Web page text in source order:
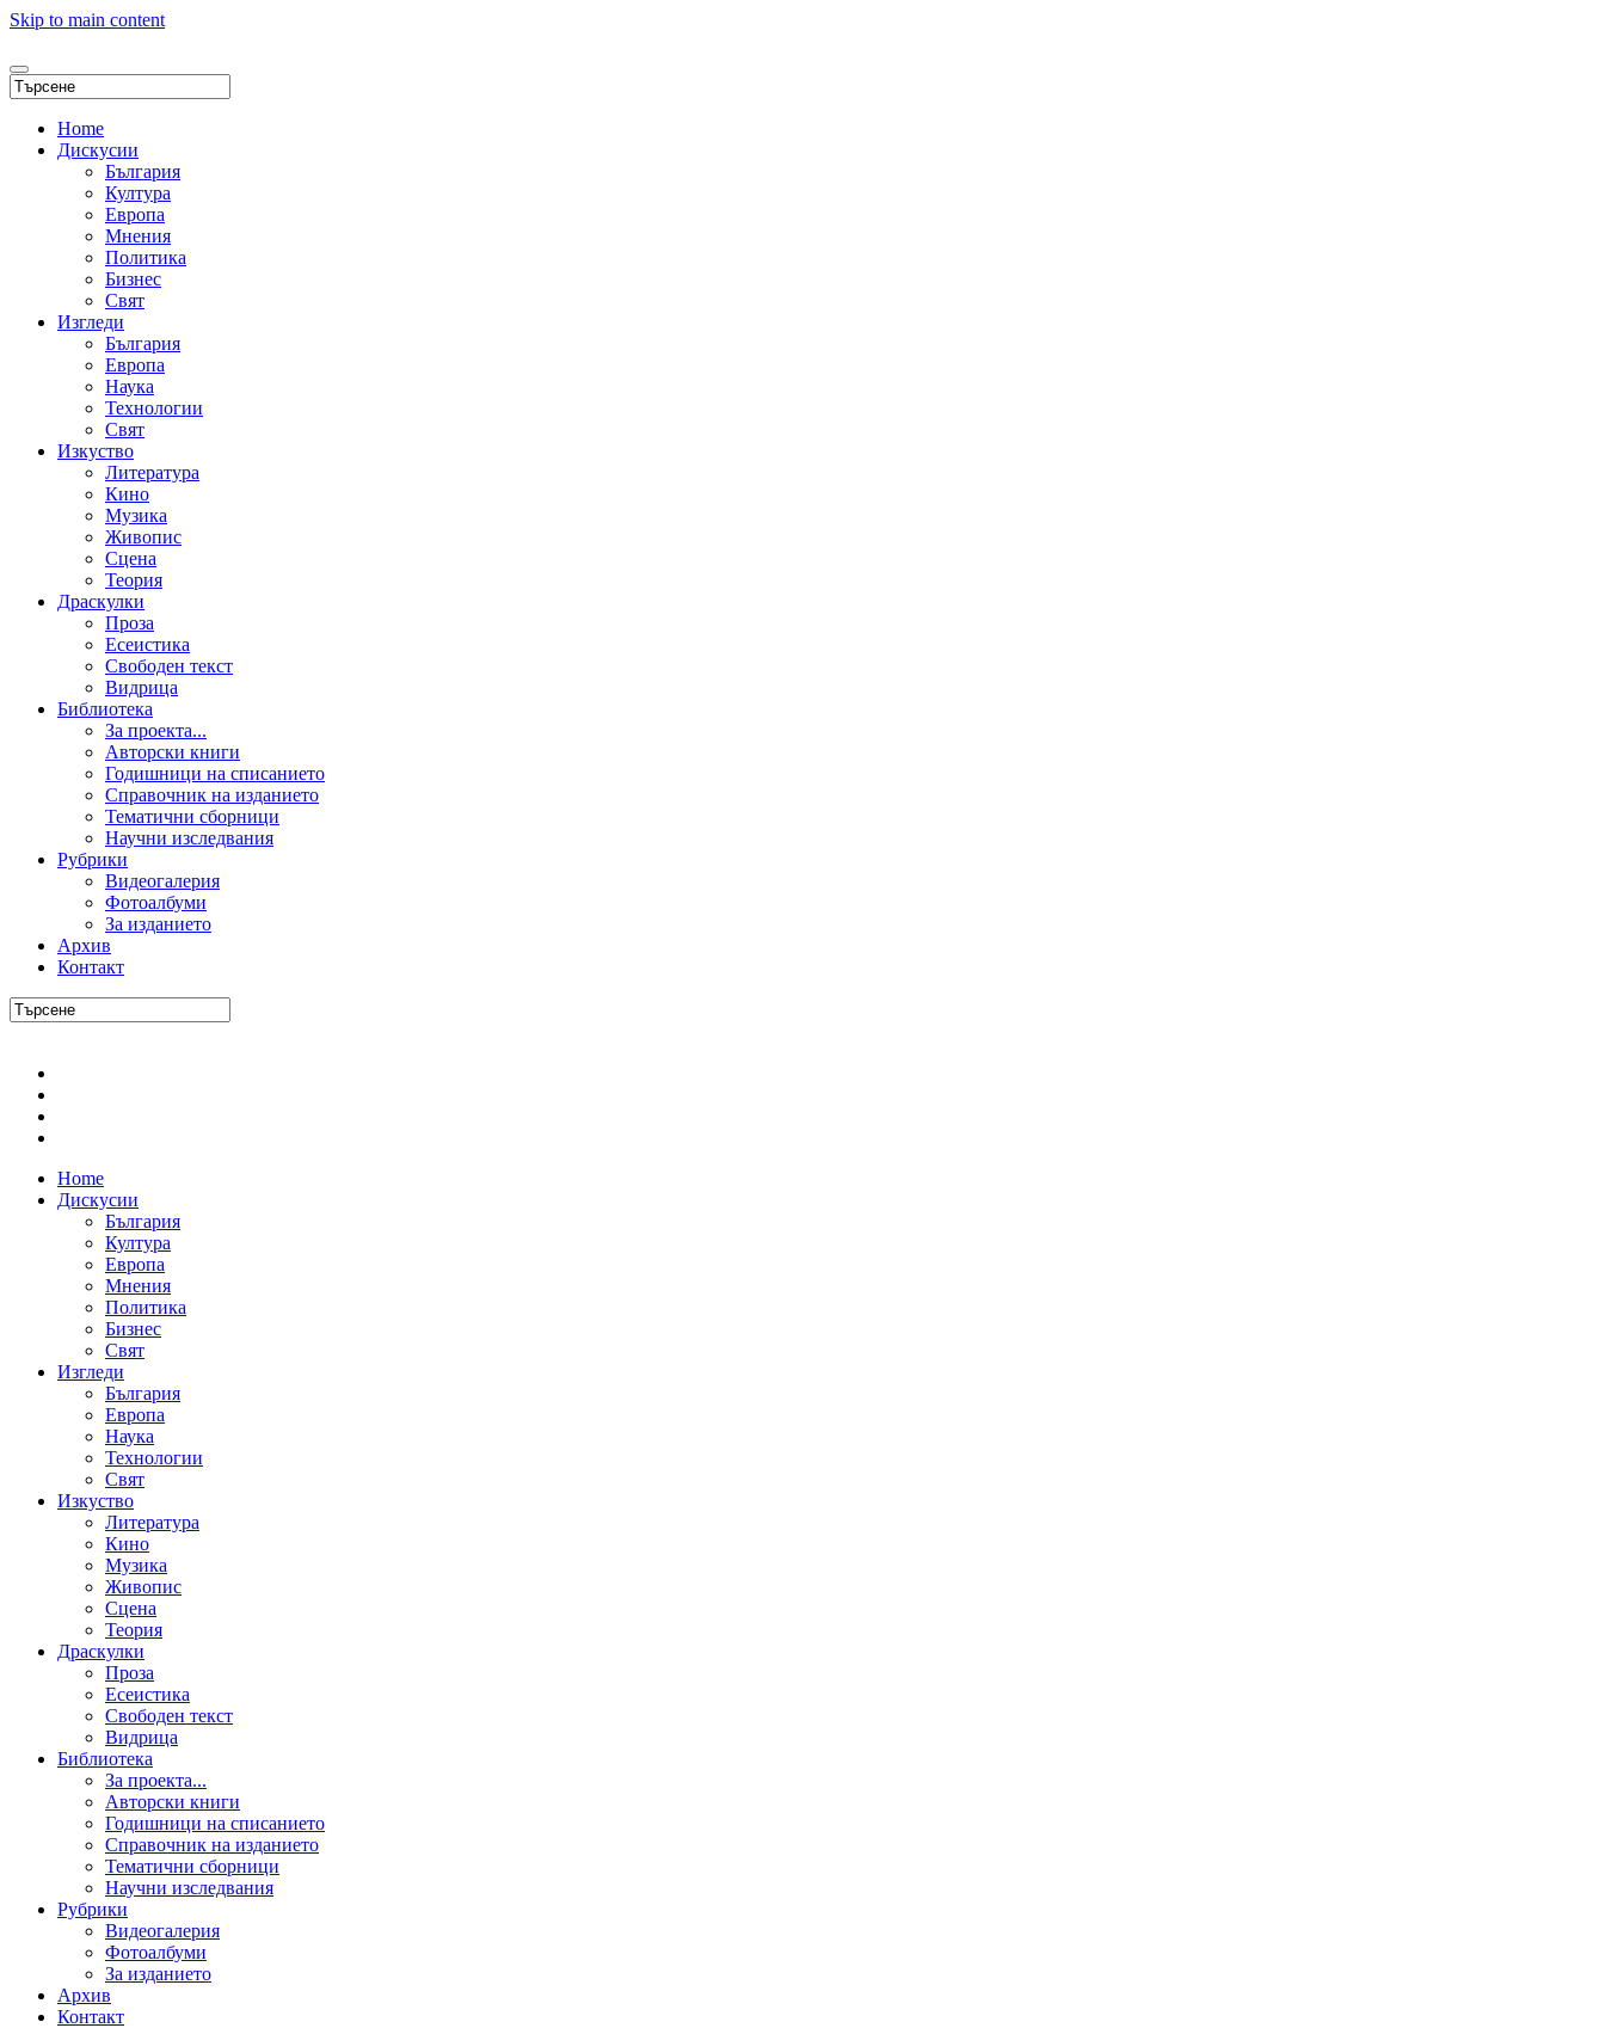
Skip to main content
Home
Дискусии
България
Култура
Европа
Мнения
Политика
Бизнес
Свят
Изгледи
България
Европа
Наука
Технологии
Свят
Изкуство
Литература
Кино
Музика
Живопис
Сцена
Теория
Драскулки
Проза
Есеистика
Свободен текст
Видрица
Библиотека
За проекта...
Авторски книги
Годишници на списанието
Справочник на изданието
Тематични сборници
Научни изследвания
Рубрики
Видеогалерия
Фотоалбуми
За изданието
Архив
Контакт
Home
Дискусии
България
Култура
Европа
Мнения
Политика
Бизнес
Свят
Изгледи
България
Европа
Наука
Технологии
Свят
Изкуство
Литература
Кино
Музика
Живопис
Сцена
Теория
Драскулки
Проза
Есеистика
Свободен текст
Видрица
Библиотека
За проекта...
Авторски книги
Годишници на списанието
Справочник на изданието
Тематични сборници
Научни изследвания
Рубрики
Видеогалерия
Фотоалбуми
За изданието
Архив
Контакт